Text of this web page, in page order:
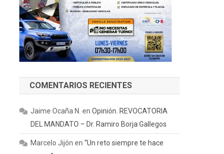
COMENTARIOS RECIENTES
Jaime Ocaña N. enOpinión. REVOCATORIA
DEL MANDATO – Dr. Ramiro Borja Gallegos
Marcelo Jijón en“Un reto siempre te hace